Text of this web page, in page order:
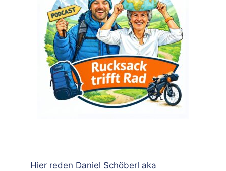
Hier reden Daniel Schöberl aka